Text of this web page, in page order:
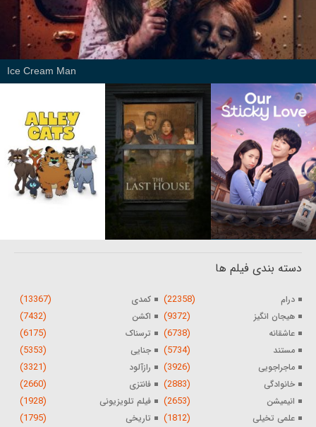
Ice Cream Man
دسته بندی فیلم ها
درام (22358) کمدی (13367)
هیجان انگیز (9372) اکشن (7432)
عاشقانه (6738) ترسناک (6175)
مستند (5734) جنایی (5353)
ماجراجویی (3926) رازآلود (3321)
خانوادگی (2883) فانتزی (2660)
انیمیشن (2653) فیلم تلویزیونی (1928)
علمی تخیلی (1812) تاریخی (1795)